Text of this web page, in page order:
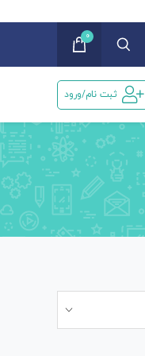
0
ثبت نام/ورود